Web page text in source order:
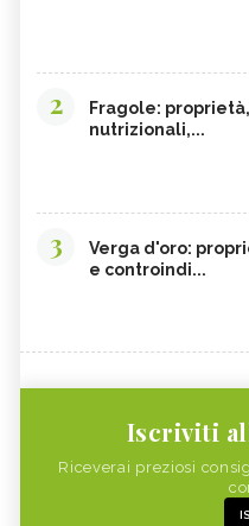
2
Fragole:
nutrizionali,...
3
Verga d'oro:
e controindi...
Iscriviti
Riceverai preziosi